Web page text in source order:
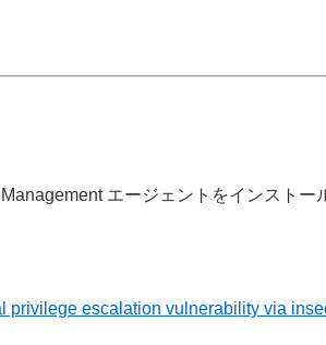
エージェントをインストー
privilege escalation vulnerability via